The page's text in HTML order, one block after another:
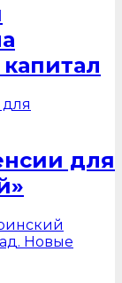
для